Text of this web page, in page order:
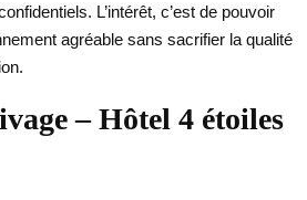
L’intérêt, c’est de pouvoir
agréable sans sacrifier la qualité
– Hôtel 4 étoiles